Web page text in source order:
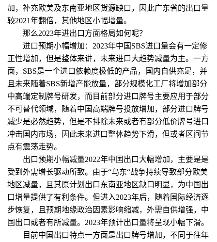
加，补充欧美及东南亚地区货源缺口，因此广东省的出口量
较2021年翻倍，其他地区小幅增量。
那么2023年进出口方面格局如何呢？
进口预期小幅增加：2023年中国SBS进口量会有一定修
正性增加，但是整体来讲，未来进口大趋势减量为主。一方
面，SBS是一个进口依赖度极低的产品，国内自供充足，并
且未来随着SBS新增产能放量，部分规模化工厂将增加部分
中高端定制牌号研发，而目前部分进口牌号主要应用于部分
不可替代领域，随着中国高端牌号投放增加，部分进口牌号
减少是必然趋势，但是不排除未来或者有部分低价牌号进口
冲击国内市场，因此未来进口整体趋势下滑，但或者区间节
点有震荡走势。
出口预期小幅减量2022年中国出口大幅增加，主要是是
受到外需增长驱动所致。由于“乌东“战争持续导致部分欧美
地区减量，且其原计划出口东南亚地区缺口明显，为中国出
口增量提供了有利条件。但进入2023年后，随着国际经济逐
步恢复，且预期地缘政治因素影响缩减，外需自供增强，中
国出口或者有所减量。2023年预计出口量将呈现小幅下滑。
目前中国出口特点一方面是出口牌号增加，不同于往年